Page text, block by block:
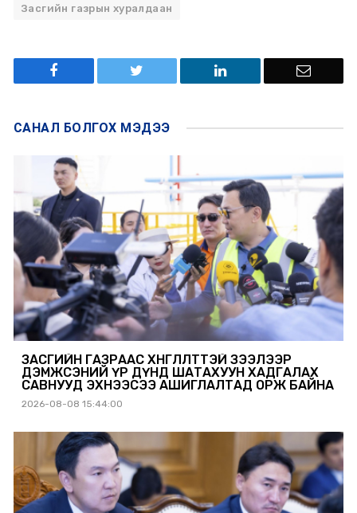
Засгийн газрын хуралдаан
САНАЛ БОЛГОХ МЭДЭЭ
ЗАСГИЙН ГАЗРААС ХӨНГӨЛӨЛТТЭЙ ЗЭЭЛЭЭР
ДЭМЖСЭНИЙ ҮР ДҮНД ШАТАХУУН ХАДГАЛАХ
САВНУУД ЭХНЭЭСЭЭ АШИГЛАЛТАД ОРЖ БАЙНА
2026-08-08 15:44:00